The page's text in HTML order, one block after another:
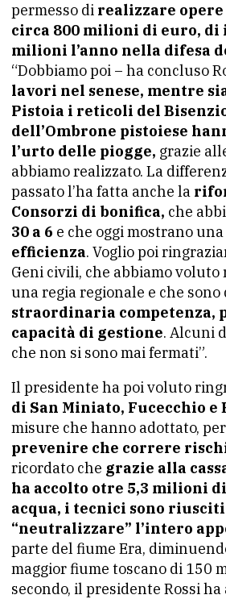
permesso di realizzare
circa 800 milioni di euro, di
milioni l’anno nella difesa
“Dobbiamo poi – ha concluso
lavori nel senese, mentre
Pistoia i reticoli del
dell’Ombrone pistoiese
l’urto delle piogge, grazie
abbiamo realizzato. La
passato l’ha fatta anche la
Consorzi di bonifica, che
30 a 6 e che oggi mostrano una
efficienza. Voglio poi
Geni civili, che abbiamo
una regia regionale e che
straordinaria competenza,
capacità di gestione. Alcuni
che non si sono mai fermati”.
Il presidente ha poi voluto
di San Miniato, Fucecchio e
misure che hanno adottato,
prevenire che correre
ricordato che grazie alla
ha accolto otre 5,3 milioni
acqua, i tecnici sono riusciti
“neutralizzare” l’intero
parte del fiume Era,
maggior fiume toscano di 150
secondo, il presidente Rossi